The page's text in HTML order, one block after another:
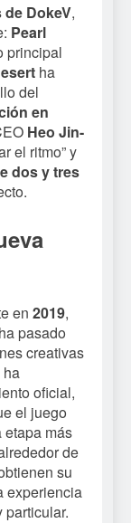
de DokeV,
Pearl
principal
ha
del
en
Heo Jin-
el ritmo” y
dos y tres
en 2019,
pasado
creativas
ha
oficial,
el juego
etapa más
de
su
experiencia
particular.